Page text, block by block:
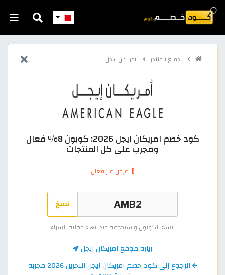
جميع المتاجر امريكان ايجل
كود خصم امريكان ايجل 2026: كوبون 8% فعال
ومجرب على كل المنتجات
عرض غير فعال
نسخ
انسخ الكوبون واستخدمه عند انهاء عملية الشراء
زيارة موقع امريكان ايجل
الرجوع إلى كود خصم امريكان ايجل البحرين 2026 مجربة